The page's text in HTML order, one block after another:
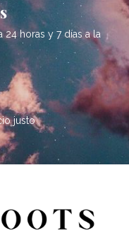
24 horas y 7 días a la
justo